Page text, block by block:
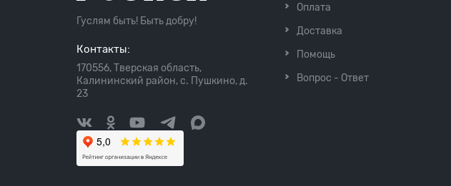
Гуслям быть! Быть добру!
Контакты:
170556, Тверская область,
Калининский район, с. Пушкино, д.
23
Оплата
Доставка
Помощь
Вопрос - Ответ